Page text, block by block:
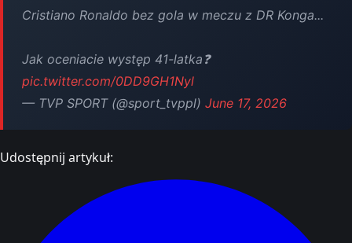
Cristiano Ronaldo bez gola w meczu z DR Konga...
Jak oceniacie występ 41-latka❓
pic.twitter.com/0DD9GH1Nyl
— TVP SPORT (@sport_tvppl) June 17, 2026
Udostępnij artykuł: